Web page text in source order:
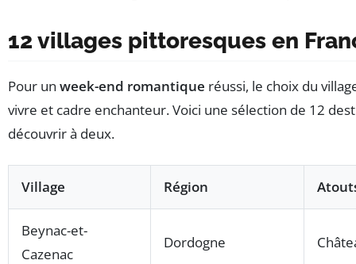
12 villages pittoresques en
Pour un week-end romantique réussi, le choix du
vivre et cadre enchanteur. Voici une sélection de 12
découvrir à deux.
Village Région
Beynac-et-
Cazenac
Dordogne